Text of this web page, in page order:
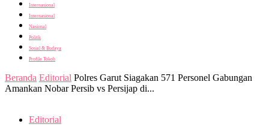
Internasional
Internasional
Nasional
Politik
Sosial & Budaya
Profile Tokoh
Beranda Editorial Polres Garut Siagakan 571 Personel Gabungan
Amankan Nobar Persib vs Persijap di...
Editorial